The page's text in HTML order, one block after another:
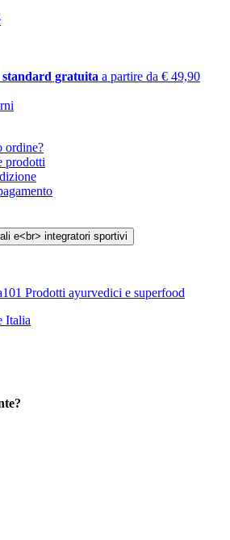
gratuita a partire da € 49,90
ordine?
prodotti
Prodotti ayurvedici e superfood